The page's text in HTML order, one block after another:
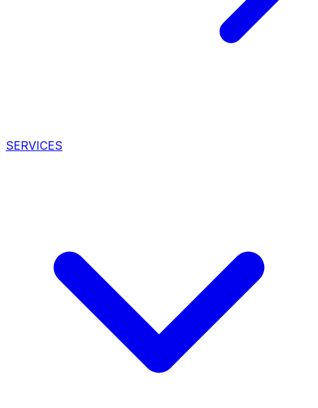
SERVICES